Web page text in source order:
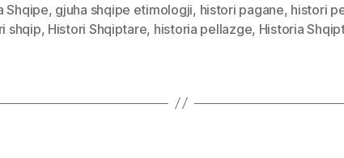
Shqipe, gjuha shqipe etimologji, histori pagane, histori
shqip, Histori Shqiptare, historia pellazge, Historia